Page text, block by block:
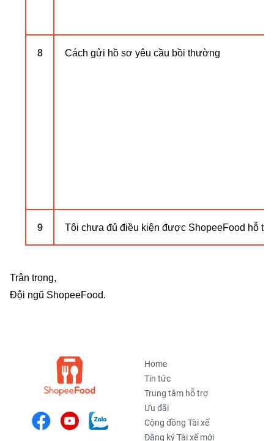
8 Cách gửi hồ sơ yêu cầu bồi thường
9 Tôi chưa đủ điều kiện được ShopeeFood hỗ
Trân trọng,
Đội ngũ ShopeeFood.
Home
Tin tức
Trung tâm hỗ trợ
Ưu đãi
Cộng đồng Tài xế
Đăng ký Tài xế mới